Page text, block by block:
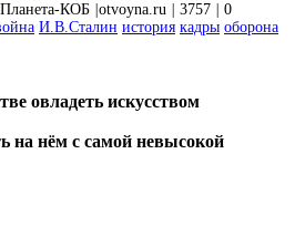
Планета-КОБ otvoyna.ru 3757
0
И.В.Сталин история кадры оборона
овладеть искусством
на нём с самой невысокой